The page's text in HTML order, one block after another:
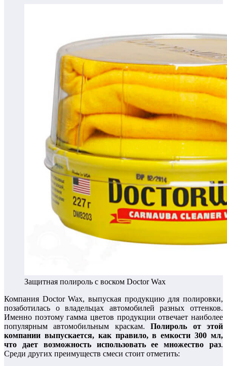
Защитная полироль с воском Doctor Wax
Компания Doctor Wax, выпуская продукцию для полировки,
позаботилась о владельцах автомобилей разных оттенков.
Именно поэтому гамма цветов продукции отвечает наиболее
популярным автомобильным краскам.Полироль от этой
компании выпускается, как правило, в емкости 300 мл,
что дает возможность использовать ее множество раз.
Среди других преимуществ смеси стоит отметить: